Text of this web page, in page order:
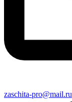
zaschita-pro@mail.ru